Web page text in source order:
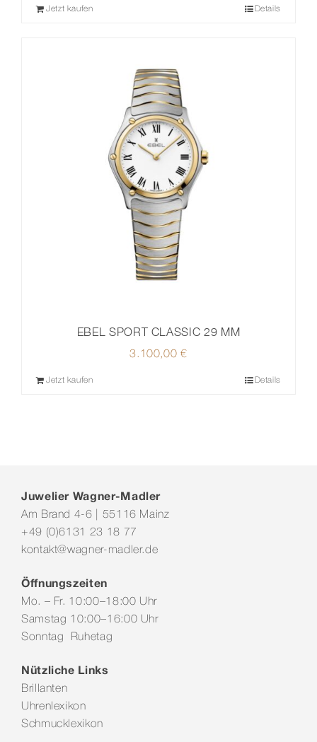
Jetzt kaufen Details
EBEL SPORT CLASSIC 29 MM
3.100,00€
Jetzt kaufen Details
Juwelier Wagner-Madler
Am Brand 4-6 | 55116 Mainz
+49 (0)6131 23 18 77
kontakt@wagner-madler.de
Öffnungszeiten
Mo. – Fr. 10:00–18:00 Uhr
Samstag 10:00–16:00 Uhr
Sonntag Ruhetag
Nützliche Links
Brillanten
Uhrenlexikon
Schmucklexikon